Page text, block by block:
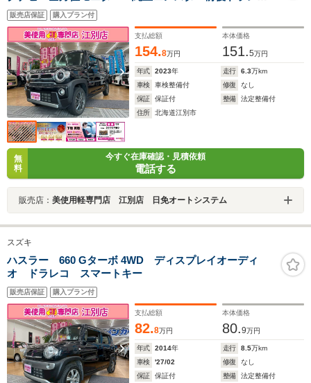
コ ETC Bluetooth ステコン クルコン シートヒー
ター
販売店保証 購入プラン付
支払総額
154.8万円
本体価格
151.5万円
年式 2023年 走行 6.3万km
車検
車検整備付 修復
なし
保証
保証付 整備
法定整備付
住所
北海道江別市
無
料
今すぐ在庫確認・見積依頼
電話する
販売店： 美使用軽専門店 江別店 日免オートシステム
スズキ
ハスラー 660 Gターボ 4WD ディスプレイオーディ
オ ドラレコ スマートキー
販売店保証 購入プラン付
支払総額
82.8万円
本体価格
80.9万円
年式 2014年 走行 8.5万km
車検
'27/02 修復
なし
保証
保証付 整備
法定整備付